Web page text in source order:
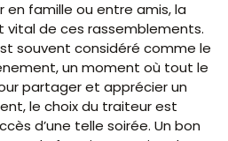
en famille ou entre amis, la
vital de ces rassemblements.
souvent considéré comme le
un moment où tout le
partager et apprécier un
le choix du traiteur est
d’une telle soirée. Un bon